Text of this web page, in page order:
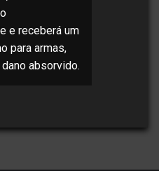
e receberá um
para armas,
absorvido.